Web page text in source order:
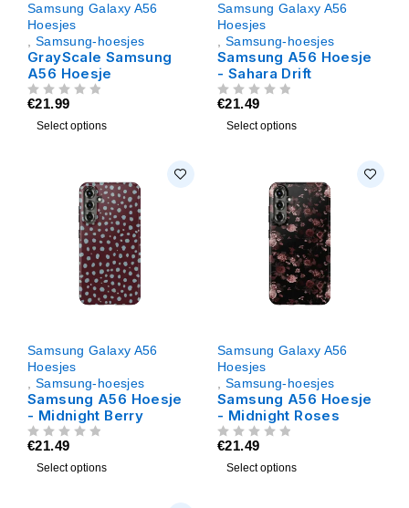
Samsung Galaxy A56
Hoesjes
Samsung-hoesjes
GrayScale Samsung
A56 Hoesje
€21.99
Select options
Samsung Galaxy A56
Hoesjes
Samsung-hoesjes
Samsung A56 Hoesje
- Sahara Drift
€21.49
Select options
Samsung Galaxy A56
Hoesjes
Samsung-hoesjes
Samsung A56 Hoesje
- Midnight Berry
€21.49
Select options
Samsung Galaxy A56
Hoesjes
Samsung-hoesjes
Samsung A56 Hoesje
- Midnight Roses
€21.49
Select options